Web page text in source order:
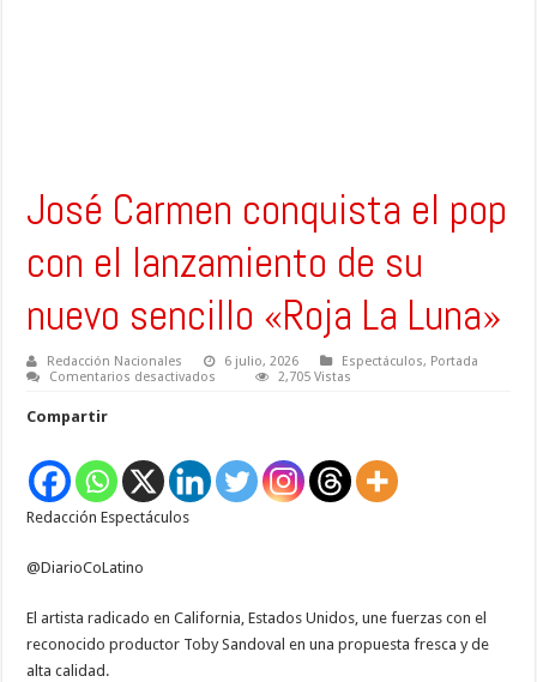
José Carmen conquista el pop
con el lanzamiento de su
nuevo sencillo «Roja La Luna»
Redacción Nacionales 6 julio, 2026 Espectáculos, Portada
Comentarios desactivados
con
el
lanzamiento
Luna»
2,705 Vistas
Compartir
Redacción Espectáculos
@DiarioCoLatino
El artista radicado en California, Estados Unidos, une fuerzas con el
reconocido productor Toby Sandoval en una propuesta fresca y de
alta calidad.